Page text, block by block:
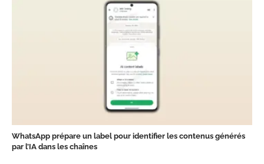
WhatsApp prépare un label pour identifier les contenus générés
par l’IA dans les chaînes